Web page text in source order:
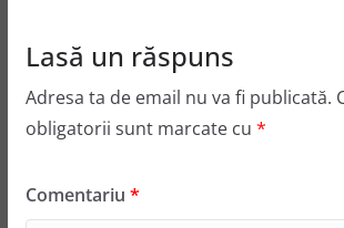
Lasă un răspuns
Adresa ta de email nu va fi publicată.
obligatorii sunt marcate cu *
Comentariu *